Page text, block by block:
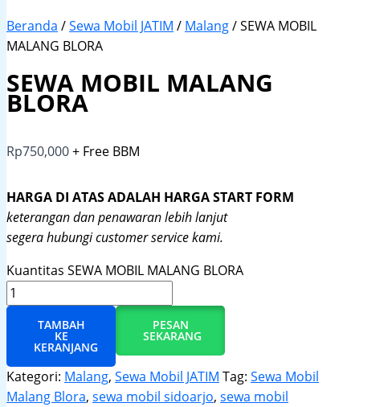
Beranda /Sewa Mobil JATIM / Malang/ SEWA MOBIL
MALANG BLORA
SEWA MOBIL MALANG
BLORA
Rp750,000+ Free BBM
HARGA DI ATAS ADALAH HARGA START FORM
keterangan dan penawaran lebih lanjut
segera hubungi customer service kami.
Kuantitas SEWA MOBIL MALANG BLORA
TAMBAH
KE
KERANJANG
PESAN
SEKARANG
Kategori: Malang, Sewa Mobil JATIM Tag: Sewa Mobil
Malang Blora, sewa mobil sidoarjo, sewa mobil